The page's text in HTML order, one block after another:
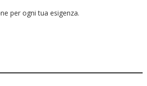
per ogni tua esigenza.